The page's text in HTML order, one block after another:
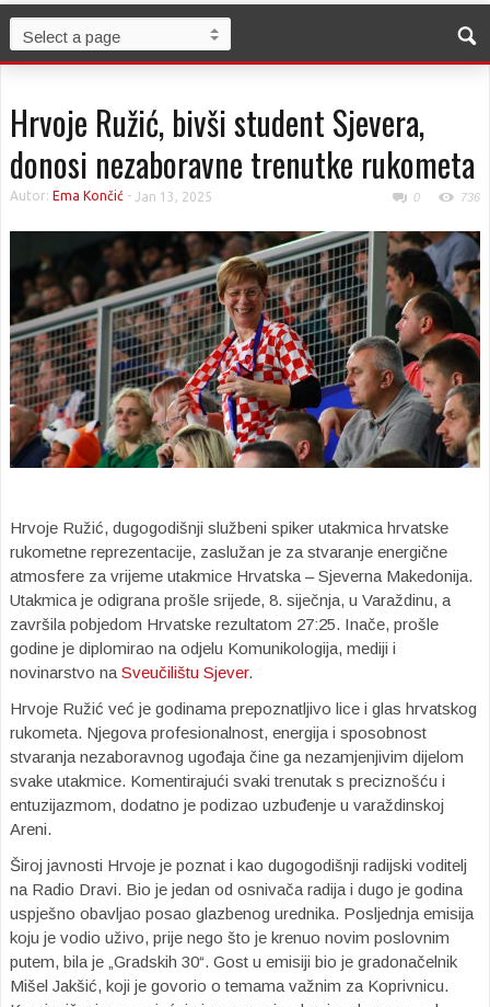
Hrvoje Ružić, bivši student Sjevera,
donosi nezaboravne trenutke rukometa
Autor: Ema Končić - Jan 13, 2025 0 736
Hrvoje Ružić, dugogodišnji službeni spiker utakmica hrvatske
rukometne reprezentacije, zaslužan je za stvaranje energične
atmosfere za vrijeme utakmice Hrvatska – Sjeverna Makedonija.
Utakmica je odigrana prošle srijede, 8. siječnja, u Varaždinu, a
završila pobjedom Hrvatske rezultatom 27:25. Inače, prošle
godine je diplomirao na odjelu Komunikologija, mediji i
novinarstvo na Sveučilištu Sjever.
Hrvoje Ružić već je godinama prepoznatljivo lice i glas hrvatskog
rukometa. Njegova profesionalnost, energija i sposobnost
stvaranja nezaboravnog ugođaja čine ga nezamjenjivim dijelom
svake utakmice. Komentirajući svaki trenutak s preciznošću i
entuzijazmom, dodatno je podizao uzbuđenje u varaždinskoj
Areni.
Široj javnosti Hrvoje je poznat i kao dugogodišnji radijski voditelj
na Radio Dravi. Bio je jedan od osnivača radija i dugo je godina
uspješno obavljao posao glazbenog urednika. Posljednja emisija
koju je vodio uživo, prije nego što je krenuo novim poslovnim
putem, bila je „Gradskih 30“. Gost u emisiji bio je gradonačelnik
Mišel Jakšić, koji je govorio o temama važnim za Koprivnicu.